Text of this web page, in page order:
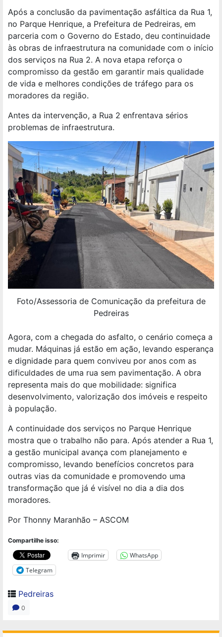
Após a conclusão da pavimentação asfáltica da Rua 1,
no Parque Henrique, a Prefeitura de Pedreiras, em
parceria com o Governo do Estado, deu continuidade
às obras de infraestrutura na comunidade com o início
dos serviços na Rua 2. A nova etapa reforça o
compromisso da gestão em garantir mais qualidade
de vida e melhores condições de tráfego para os
moradores da região.
Antes da intervenção, a Rua 2 enfrentava sérios
problemas de infraestrutura.
Foto/Assessoria de Comunicação da prefeitura de
Pedreiras
Agora, com a chegada do asfalto, o cenário começa a
mudar. Máquinas já estão em ação, levando esperança
e dignidade para quem conviveu por anos com as
dificuldades de uma rua sem pavimentação. A obra
representa mais do que mobilidade: significa
desenvolvimento, valorização dos imóveis e respeito
à população.
A continuidade dos serviços no Parque Henrique
mostra que o trabalho não para. Após atender a Rua 1,
a gestão municipal avança com planejamento e
compromisso, levando benefícios concretos para
outras vias da comunidade e promovendo uma
transformação que já é visível no dia a dia dos
moradores.
Por Thonny Maranhão – ASCOM
Compartilhe isso:
Imprimir
WhatsApp
Telegram
Pedreiras
0